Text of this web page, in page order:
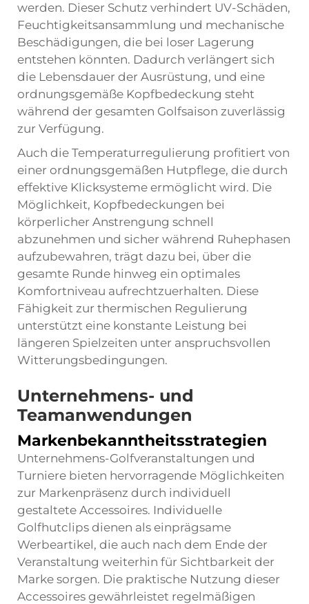
werden. Dieser Schutz verhindert UV-Schäden,
Feuchtigkeitsansammlung und mechanische
Beschädigungen, die bei loser Lagerung
entstehen könnten. Dadurch verlängert sich
die Lebensdauer der Ausrüstung, und eine
ordnungsgemäße Kopfbedeckung steht
während der gesamten Golfsaison zuverlässig
zur Verfügung.
Auch die Temperaturregulierung profitiert von
einer ordnungsgemäßen Hutpflege, die durch
effektive Klicksysteme ermöglicht wird. Die
Möglichkeit, Kopfbedeckungen bei
körperlicher Anstrengung schnell
abzunehmen und sicher während Ruhephasen
aufzubewahren, trägt dazu bei, über die
gesamte Runde hinweg ein optimales
Komfortniveau aufrechtzuerhalten. Diese
Fähigkeit zur thermischen Regulierung
unterstützt eine konstante Leistung bei
längeren Spielzeiten unter anspruchsvollen
Witterungsbedingungen.
Unternehmens- und
Teamanwendungen
Markenbekanntheitsstrategien
Unternehmens-Golfveranstaltungen und
Turniere bieten hervorragende Möglichkeiten
zur Markenpräsenz durch individuell
gestaltete Accessoires. Individuelle
Golfhutclips dienen als einprägsame
Werbeartikel, die auch nach dem Ende der
Veranstaltung weiterhin für Sichtbarkeit der
Marke sorgen. Die praktische Nutzung dieser
Accessoires gewährleistet regelmäßigen